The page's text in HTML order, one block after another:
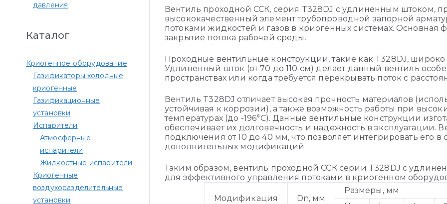
Вентиль проходной ССК, серия T328DJ с удлиненным штоком,
высококачественный элемент трубопроводной запорной
потоками жидкостей и газов в криогенных системах. Основная
закрытие потока рабочей среды.
Проходные вентильные конструкции, такие как T328DJ,
Удлиненный шток (от 70 до 110 см) делает данный вентиль
пространствах или когда требуется перекрывать поток с
Вентиль T328DJ отличает высокая прочность материалов
устойчивая к коррозии), а также возможность работы при
температурах (до -196°C). Данные вентильные конструкции
обеспечивает их долговечность и надежность в
подключения от 10 до 40 мм, что позволяет интегрировать его
дополнительных модификаций.
Таким образом, вентиль проходной ССК серии T328DJ с
для эффективного управления потоками в криогенном
Модификация Dn, мм
Размеры, мм
давления
Каталог
Криогенное оборудование
Газификаторы холодные
криогенные
Газификационные
установки
Испарители
Атмосферные
испарители
Жидкостные испарители
Криогенные
воздухоразделительные
установки